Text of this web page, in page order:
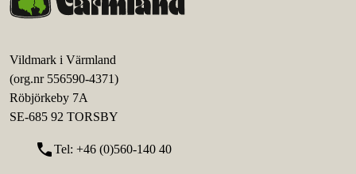
Vildmark i Värmland
(org.nr 556590-4371)
Röbjörkeby 7A
SE-685 92 TORSBY
callTel: +46 (0)560-140 40